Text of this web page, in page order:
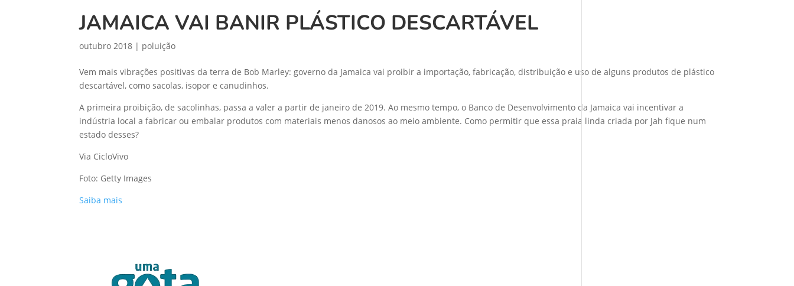
JAMAICA VAI BANIR PLÁSTICO DESCARTÁVEL
outubro 2018 | poluição
Vem mais vibrações positivas da terra de Bob Marley: governo da Jamaica vai proibir a importação, fabricação, distribuição e uso de alguns produtos de plástico
descartável, como sacolas, isopor e canudinhos.
A primeira proibição, de sacolinhas, passa a valer a partir de janeiro de 2019. Ao mesmo tempo, o Banco de Desenvolvimento da Jamaica vai incentivar a
indústria local a fabricar ou embalar produtos com materiais menos danosos ao meio ambiente. Como permitir que essa praia linda criada por Jah fique num
estado desses?
Via CicloVivo
Foto: Getty Images
Saiba mais